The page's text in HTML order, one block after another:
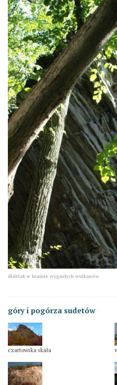
diablak w krainie wygasłych wulkanów
góry i pogórza sudetów
czartowska skała